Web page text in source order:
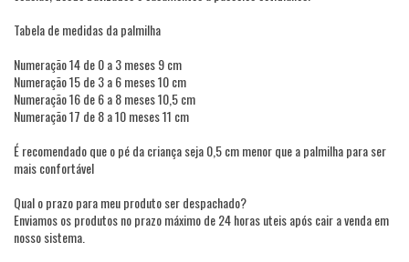
Tabela de medidas da palmilha
Numeração 14 de 0 a 3 meses 9 cm
Numeração 15 de 3 a 6 meses 10 cm
Numeração 16 de 6 a 8 meses 10,5 cm
Numeração 17 de 8 a 10 meses 11 cm
É recomendado que o pé da criança seja 0,5 cm menor que a palmilha para ser
mais confortável
Qual o prazo para meu produto ser despachado?
Enviamos os produtos no prazo máximo de 24 horas uteis após cair a venda em
nosso sistema.